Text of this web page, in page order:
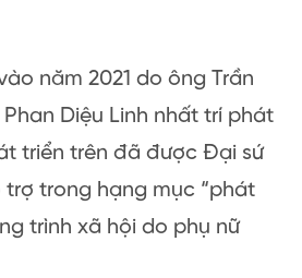
năm 2021 do ông Trần
Diệu Linh nhất trí phát
triển trên đã được Đại sứ
trong hạng mục “phát
trình xã hội do phụ nữ